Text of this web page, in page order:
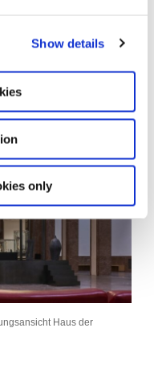
Show details
only
kann und in
Haus der